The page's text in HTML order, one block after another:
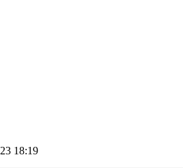
18:19